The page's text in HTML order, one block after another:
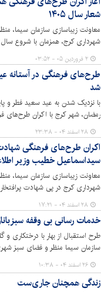
طرح‌هایی از شهید سردار تنگسیری،
سپاه پاسداران را در شهر اکران کرده
شعار سال ۱۴۰۵
معاونت زیباسازی سازمان سیما،
طرح های فرهنگی تبریک سال نو با
مقاومتی در سایه وحدت ملی و
کرج کرده است.
۲ فروردین ۰۵ - ۰۳:۵۲
طرح‌های فرهنگی در آستانه
شد
با نزدیک شدن به عید سعید فطر و
رمضان، شهر کرج با اکران طرح‌های
عید الهی رفته است.
۲۸ اسفند ۰۴ - ۲۳:۳۸
اکران طرح‌های فرهنگی
سیداسماعیل خطیب وزیر
معاونت زیباسازی سازمان سیما،
شهرداری کرج در پی شهادت
الاسلام والمسلمین سیداسماعیل
جمهوری اسلامی ایران به دست
اقدام به اکران طرح‌های فرهنگی
۲۸ اسفند ۰۴ - ۱۷:۲۱
خدمات رسانی بی وقفه
طرح استقبال از بهار با درختکاری و
سازمان سیما منظر و فضای سبز
تیم‌های سبزبان در این پروژه
کارایی بدون هیچ وقفه‌ای به انجام
و روند خدمات‌رسانی در این ایام
۲۶ اسفند ۰۴ - ۱۰:۳۸
زندگی همچنان جاری‌ست